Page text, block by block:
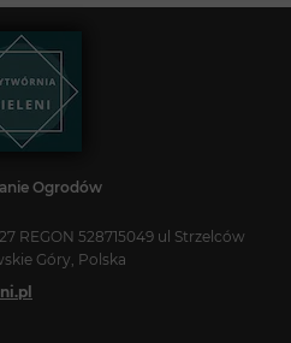
Ogrodów
REGON 528715049 ul Strzelców
Góry, Polska